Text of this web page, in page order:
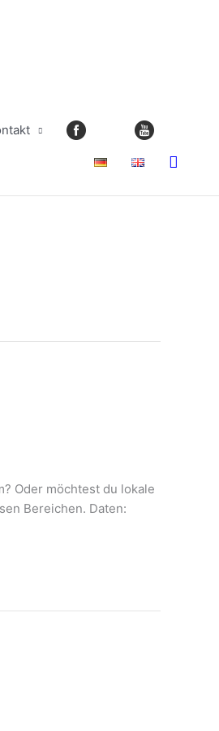
Oder möchtest du lokale
Bereichen. Daten: